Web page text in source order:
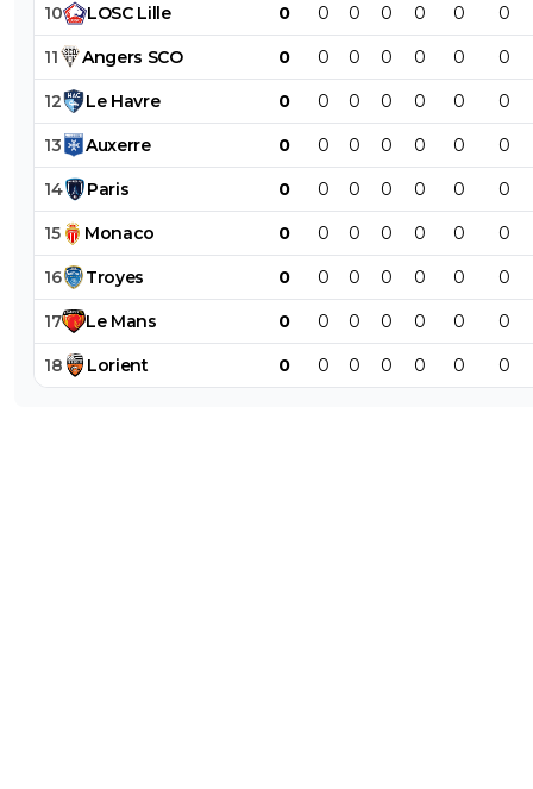
10 LOSC Lille 0 0 0 0 0 0 0
11 Angers SCO 0 0 0 0 0 0 0
12 Le Havre 0 0 0 0 0 0 0
13 Auxerre 0 0 0 0 0 0 0
14 Paris 0 0 0 0 0 0 0
15 Monaco 0 0 0 0 0 0 0
16 Troyes 0 0 0 0 0 0 0
17 Le Mans 0 0 0 0 0 0 0
18 Lorient 0 0 0 0 0 0 0